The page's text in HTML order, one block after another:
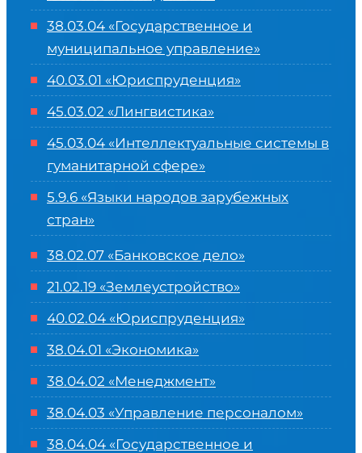
38.03.04 «Государственное и
муниципальное управление»
40.03.01 «Юриспруденция»
45.03.02 «Лингвистика»
45.03.04 «Интеллектуальные системы в
гуманитарной сфере»
5.9.6 «Языки народов зарубежных
стран»
38.02.07 «Банковское дело»
21.02.19 «Землеустройство»
40.02.04 «Юриспруденция»
38.04.01 «Экономика»
38.04.02 «Менеджмент»
38.04.03 «Управление персоналом»
38.04.04 «Государственное и